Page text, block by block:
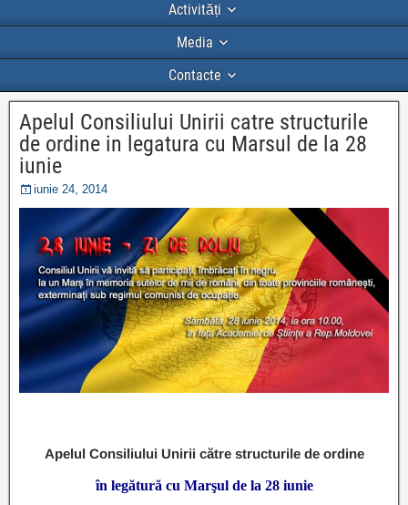
Activități
Media
Contacte
Apelul Consiliului Unirii catre structurile
de ordine in legatura cu Marsul de la 28
iunie
iunie 24, 2014
Apelul Consiliului Unirii către structurile de ordine
în legătură cu Marşul de la 28 iunie